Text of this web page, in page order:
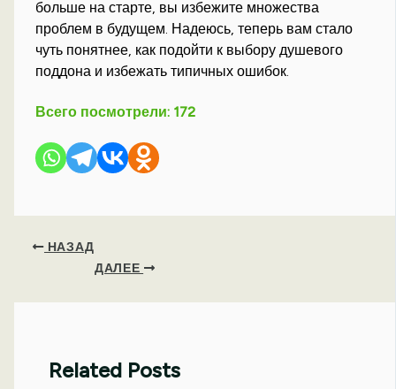
больше на старте, вы избежите множества
проблем в будущем. Надеюсь, теперь вам стало
чуть понятнее, как подойти к выбору душевого
поддона и избежать типичных ошибок.
Всего посмотрели: 172
НАЗАД
ДАЛЕЕ
Related Posts